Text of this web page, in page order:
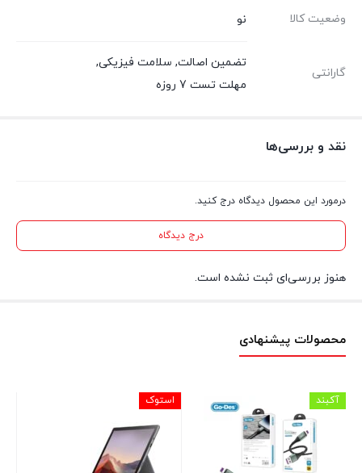
وضعیت کالا نو
گارانتی
تضمین اصالت, سلامت فیزیکی,
مهلت تست 7 روزه
نقد و بررسی‌ها
درمورد این محصول دیدگاه درج کنید.
درج دیدگاه
هنوز بررسی‌ای ثبت نشده است.
محصولات پیشنهادی
آکبند استوک